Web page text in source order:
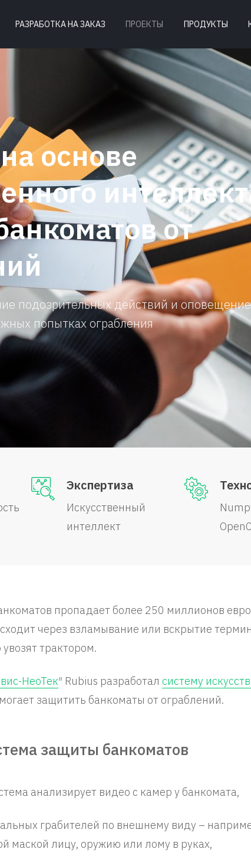
РАЗРАБОТКА НА ЗАКАЗ ПРОЕКТЫ ПРОДУКТЫ
основе
от
подозрительных действий и
попытках ограбления
Экспертиза
Искусственный
интеллект
пропадает более 250 миллионов
через взламывание или вскрытие
трактором.
НеоТек″ Rubius разработал систему
защитить банкоматы от ограблений.
защиты банкоматов
анализирует видео с камер у банкомата,
грабителей по внешнему виду –
маской лицу, оружию или лому в руках,